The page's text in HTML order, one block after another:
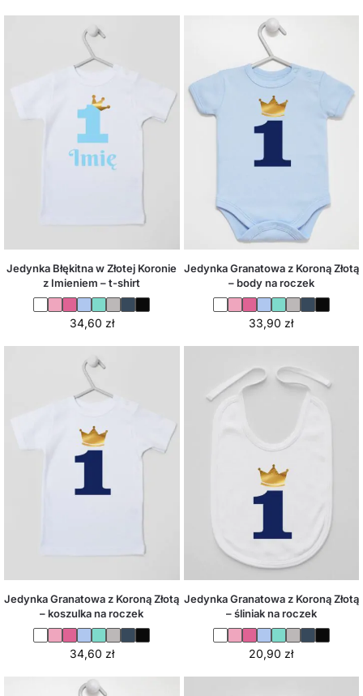
Jedynka Błękitna w Złotej Koronie
z Imieniem – t-shirt
34,60 zł
Jedynka Granatowa z Koroną Złotą
– body na roczek
33,90 zł
Jedynka Granatowa z Koroną Złotą
– koszulka na roczek
34,60 zł
Jedynka Granatowa z Koroną Złotą
– śliniak na roczek
20,90 zł